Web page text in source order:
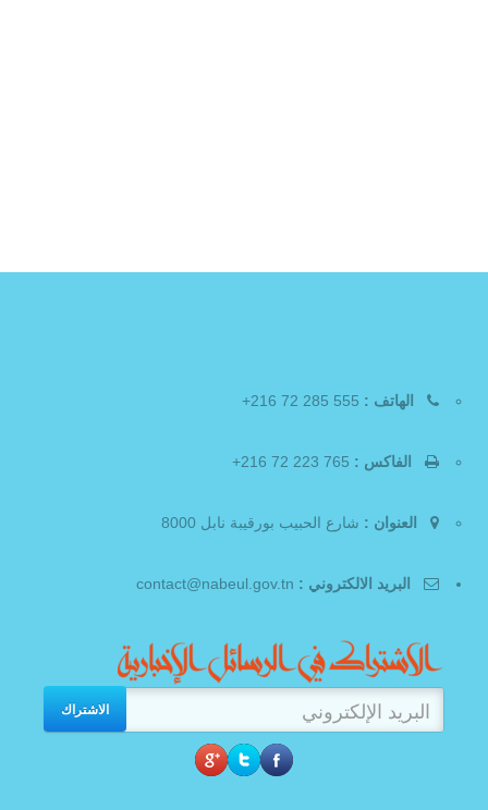
الهاتف :
الفاكس :
العنوان : شارع الحبيب بورقيبة نابل 8000
البريد الالكتروني :
الاشتراك